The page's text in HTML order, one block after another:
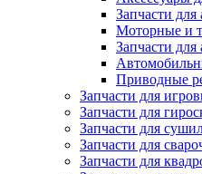
Запчасти
Моторные и
Запчасти для
Приводные
Запчасти для
Запчасти для
Запчасти для
Запчасти для
Запчасти для